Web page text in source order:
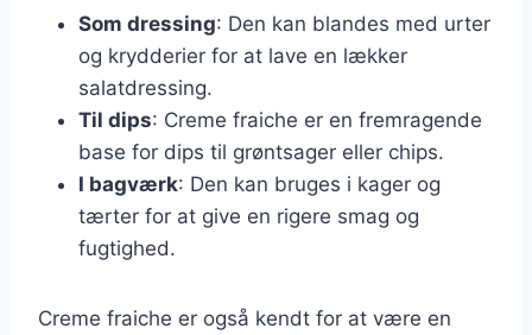
Som dressing: Den kan blandes med urter
og krydderier for at lave en lækker
salatdressing.
Til dips: Creme fraiche er en fremragende
base for dips til grøntsager eller chips.
I bagværk: Den kan bruges i kager og
tærter for at give en rigere smag og
fugtighed.
Creme fraiche er også kendt for at være en